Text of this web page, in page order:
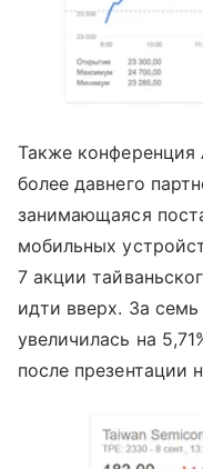
Также конференция
более давнего
занимающаяся
мобильных
7 акции
идти вверх. За
увеличилась на
после презентации